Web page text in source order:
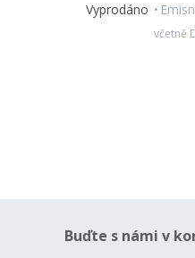
Vyprodáno
včetně
Buďte s námi v